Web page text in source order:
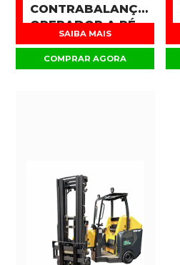
CONTRABALANÇADA
OPERADOR A PÉ
SAIBA MAIS
COMPRAR AGORA